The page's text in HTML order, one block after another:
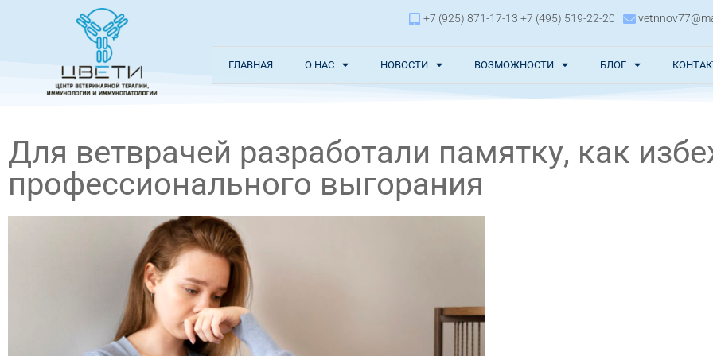
+7 (925) 871-17-13 +7 (495) 519-22-20
ГЛАВНАЯ О НАС НОВОСТИ ВОЗМОЖНОСТИ БЛОГ
Для ветврачей разработали памятку, как
профессионального выгорания